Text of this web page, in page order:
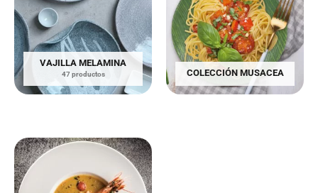
VAJILLA MELAMINA
47 productos COLECCIÓN MUSACEA